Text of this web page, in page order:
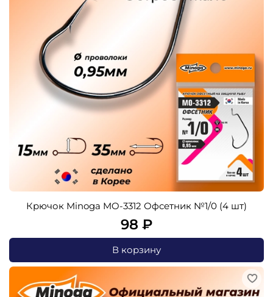
Крючок Minoga MO-3312 Офсетник №1/0 (4 шт)
98 ₽
В корзину